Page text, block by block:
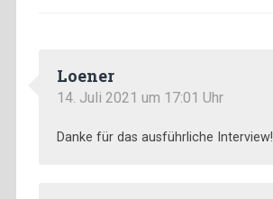
Loener
14. Juli 2021 um 17:01 Uhr
Danke für das ausführliche Interview!